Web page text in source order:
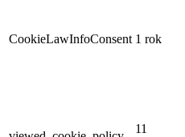
CookieLawInfoConsent 1 rok
11